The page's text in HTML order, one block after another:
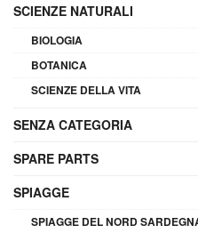
SCIENZE NATURALI
BIOLOGIA
BOTANICA
SCIENZE DELLA VITA
SENZA CATEGORIA
SPARE PARTS
SPIAGGE
SPIAGGE DEL NORD